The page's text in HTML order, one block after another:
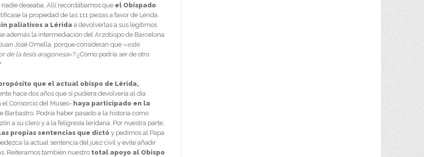
deseaba. Allí recordábamos que el Obispado
la propiedad de las 111 piezas a favor de Lérida.
paliativos a Lérida a devolverlas a sus legítimos
además la intermediación del Arzobispo de Barcelona
José Omella, porque consideran que «este
de la tesis aragonesa«? ¿Cómo podría ser de otro
que el actual obispo de Lérida,
hace dos años que si pudiera devolvería al día
Consorcio del Museo- haya participado en la
Barbastro. Podría haber pasado a la historia como
a su clero y a la feligresía leridana. Por nuestra parte,
propias sentencias que dictó y pedimos al Papa
la actual sentencia del juez civil y evite añadir
Reiteramos también nuestro total apoyo al Obispo